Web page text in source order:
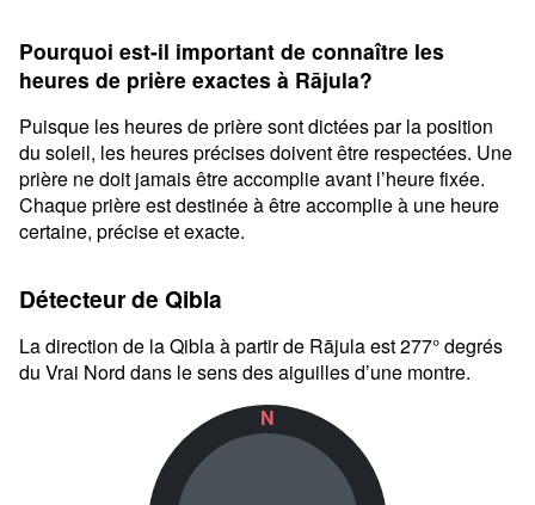
Pourquoi est-il important de connaître les
heures de prière exactes à Rājula?
Puisque les heures de prière sont dictées par la position
du soleil, les heures précises doivent être respectées. Une
prière ne doit jamais être accomplie avant l’heure fixée.
Chaque prière est destinée à être accomplie à une heure
certaine, précise et exacte.
Détecteur de Qibla
La direction de la Qibla à partir de Rājula est 277° degrés
du Vrai Nord dans le sens des aiguilles d’une montre.
N